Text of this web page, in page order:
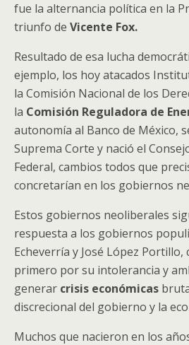
fue la alternancia política en la
triunfo de Vicente Fox.
Resultado de esa lucha
ejemplo, los hoy atacados
la Comisión Nacional de los
la Comisión Reguladora de
autonomía al Banco de México,
Suprema Corte y nació el
Federal, cambios todos que
concretarían en los gobiernos
Estos gobiernos neoliberales
respuesta a los gobiernos
Echeverría y José López Portillo,
primero por su intolerancia y
generar crisis económicas
discrecional del gobierno y la
Muchos que nacieron en los